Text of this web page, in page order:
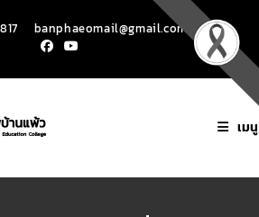
banphaeomail@gmail.com
เมนู